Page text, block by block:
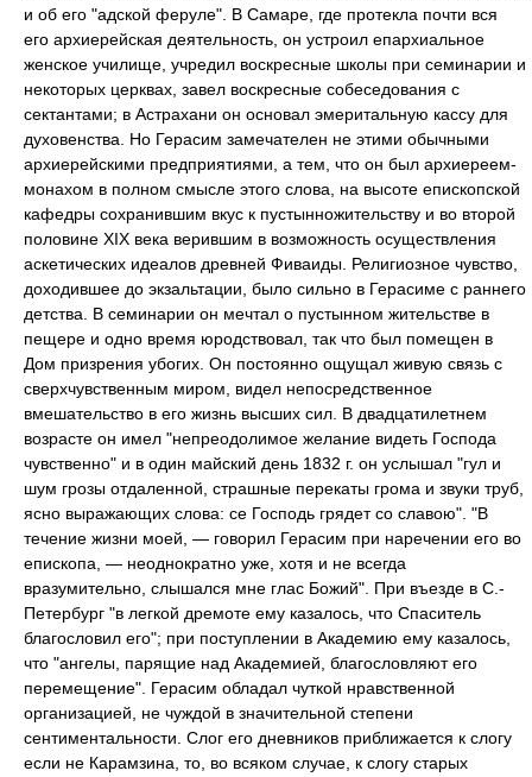
и об его "адской феруле". В Самаре, где протекла почти вся
его архиерейская деятельность, он устроил епархиальное
женское училище, учредил воскресные школы при семинарии и
некоторых церквах, завел воскресные собеседования с
сектантами; в Астрахани он основал эмеритальную кассу для
духовенства. Но Герасим замечателен не этими обычными
архиерейскими предприятиями, а тем, что он был архиереем-
монахом в полном смысле этого слова, на высоте епископской
кафедры сохранившим вкус к пустынножительству и во второй
половине XIX века верившим в возможность осуществления
аскетических идеалов древней Фиваиды. Религиозное чувство,
доходившее до экзальтации, было сильно в Герасиме с раннего
детства. В семинарии он мечтал о пустынном жительстве в
пещере и одно время юродствовал, так что был помещен в
Дом призрения убогих. Он постоянно ощущал живую связь с
сверхчувственным миром, видел непосредственное
вмешательство в его жизнь высших сил. В двадцатилетнем
возрасте он имел "непреодолимое желание видеть Господа
чувственно" и в один майский день 1832 г. он услышал "гул и
шум грозы отдаленной, страшные перекаты грома и звуки труб,
ясно выражающих слова: се Господь грядет со славою". "В
течение жизни моей, — говорил Герасим при наречении его во
епископа, — неоднократно уже, хотя и не всегда
вразумительно, слышался мне глас Божий". При въезде в С.-
Петербург "в легкой дремоте ему казалось, что Спаситель
благословил его"; при поступлении в Академию ему казалось,
что "ангелы, парящие над Академией, благословляют его
перемещение". Герасим обладал чуткой нравственной
организацией, не чуждой в значительной степени
сентиментальности. Слог его дневников приближается к слогу
если не Карамзина, то, во всяком случае, к слогу старых